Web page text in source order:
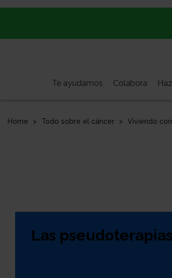
contenido
Te ayudamos Colabora
Home Todo sobre el cáncer Viviendo
Las pseudoterapias